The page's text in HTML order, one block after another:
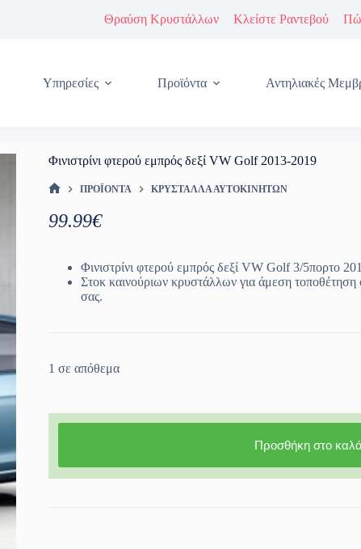
Θραύση Κρυστάλλων Κλείστε Ραντεβού
Υπηρεσίες Προϊόντα Αντηλιακές
Φινιστρίνι φτερού εμπρός δεξί VW Golf 2013-2019
ΠΡΟΪΌΝΤΑ ΚΡΎΣΤΑΛΛΑ ΑΥΤΟΚΙΝΉΤΩΝ
99.99€
Φινιστρίνι φτερού εμπρός δεξί VW Golf 3/5πορτο
Στοκ καινούριων κρυστάλλων για άμεση
σας.
1 σε απόθεμα
Προσθήκη στο